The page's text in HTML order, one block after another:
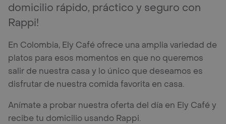
domicilio rápido, práctico y seguro con
Rappi!
En Colombia, Ely Café ofrece una amplia variedad de
platos para esos momentos en que no queremos
salir de nuestra casa y lo único que deseamos es
disfrutar de nuestra comida favorita en casa.
Anímate a probar nuestra oferta del día en Ely Café y
recibe tu domicilio usando Rappi.